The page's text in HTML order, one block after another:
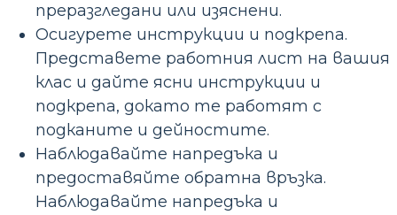
преразгледани или изяснени.
Осигурете инструкции и подкрепа.
Представете работния лист на вашия
клас и дайте ясни инструкции и
подкрепа, докато те работят с
подканите и дейностите.
Наблюдавайте напредъка и
предоставяйте обратна връзка.
Наблюдавайте напредъка и